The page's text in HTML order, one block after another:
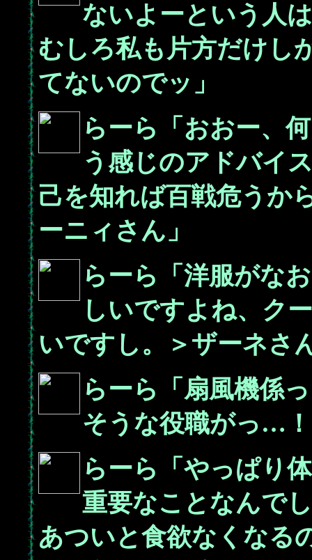
ないよーという人
むしろ私も片方だけし
てないのでッ」
らーら「おおー、
う感じのアドバイ
己を知れば百戦危うか
ーニィさん」
らーら「洋服がな
しいですよね、ク
いですし。＞ザーネさ
らーら「扇風機係
そうな役職がっ…
らーら「やっぱり
重要なことなんで
あついと食欲なくなる